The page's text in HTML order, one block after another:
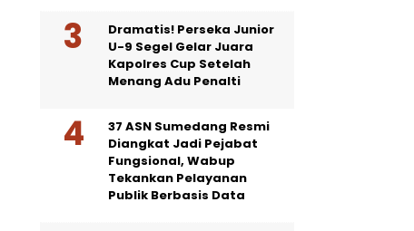
Dramatis! Perseka Junior
U-9 Segel Gelar Juara
Kapolres Cup Setelah
Menang Adu Penalti
37 ASN Sumedang Resmi
Diangkat Jadi Pejabat
Fungsional, Wabup
Tekankan Pelayanan
Publik Berbasis Data